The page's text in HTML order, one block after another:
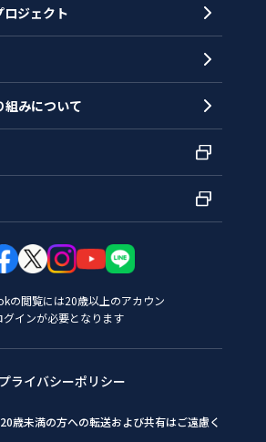
ロジェクト
組みについて
の閲覧には20歳以上のアカウン
グインが必要となります
プライバシーポリシー
歳未満の方への転送および共有はご遠慮く